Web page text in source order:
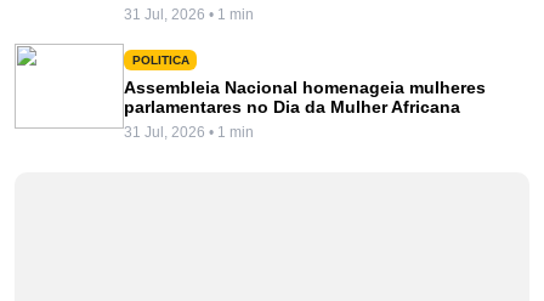
31 Jul, 2026 • 1 min
POLITICA
Assembleia Nacional homenageia mulheres
parlamentares no Dia da Mulher Africana
31 Jul, 2026 • 1 min